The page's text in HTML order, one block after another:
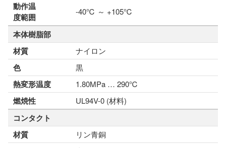
動作温
度範囲
-40℃ ～ +105℃
本体樹脂部
材質
ナイロン
色 黒
熱変形温度 1.80MPa … 290℃
燃焼性 UL94V-0 (材料)
コンタクト
材質
リン青銅